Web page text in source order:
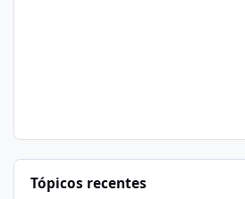
Tópicos recentes